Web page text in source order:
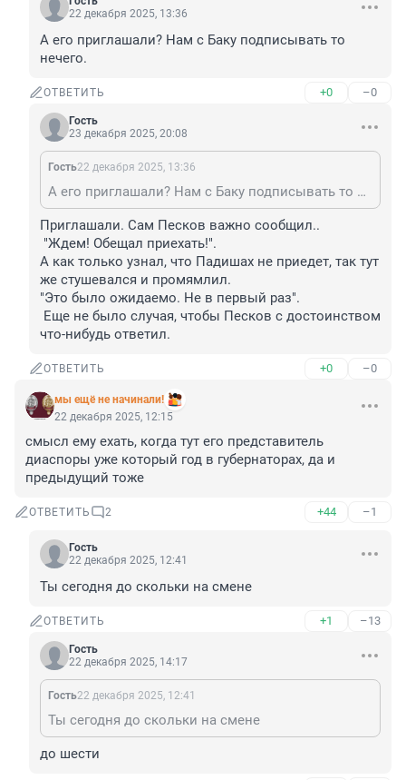
22 декабря 2025, 13:36
А его приглашали? Нам с Баку подписывать то
нечего.
ОТВЕТИТЬ +0 –0
Гость
23 декабря 2025, 20:08
Гость22 декабря 2025, 13:36
А его приглашали? Нам с Баку подписывать то нечего.
Приглашали. Сам Песков важно сообщил..
"Ждем! Обещал приехать!".
А как только узнал, что Падишах не приедет, так тут
же стушевался и промямлил.
"Это было ожидаемо. Не в первый раз".
Еще не было случая, чтобы Песков с достоинством
что-нибудь ответил.
ОТВЕТИТЬ +0 –0
мы ещё не начинали!
22 декабря 2025, 12:15
смысл ему ехать, когда тут его представитель
диаспоры уже который год в губернаторах, да и
предыдущий тоже
ОТВЕТИТЬ 2 +44 –1
Гость
22 декабря 2025, 12:41
Ты сегодня до скольки на смене
ОТВЕТИТЬ +1 –13
Гость
22 декабря 2025, 14:17
Гость22 декабря 2025, 12:41
Ты сегодня до скольки на смене
до шести